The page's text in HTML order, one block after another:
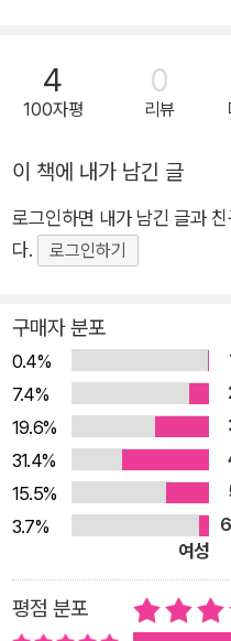
로, 색색의 수성펜으로, 살짝
다’는 생각에 몸 만들어주는
을 산 것이니까. 글은 힘이 세
답도 써주셨으면. 제가 쓴 사
줄도 그어진다면. ─본문 중에서 ◎ ‘시의적절’ 시리즈를 소개
니다. 시詩의 적절함으로 시의적절時宜適切하게! 제철 음식 대
의 시인이 릴레이로 써나가는
권, 1년 365가지의 이야기. 이
여름은 어떤 뜨거움이고 겨
일을 어찌 다루고 시의 12월
짐없이, 맞춤하여 틀림없이,
상을 엿봅니다. 시인들에게 저마다 꼭이고 딱인 ‘달’을 하나씩 맡
아 자유로이 시 안팎을 놀아
글, 그러해서 달마다 서른 편
다. (달력이 그러해서, 딱 한
무엇보다 물론, 새로 쓴 시를
4
100자평
0
리뷰
이 책에 내가 남긴 글
로그인하면 내가 남긴 글과
다.
로그인하기
구매자 분포
0.4%
7.4%
19.6%
31.4%
15.5%
3.7%
여성
평점 분포